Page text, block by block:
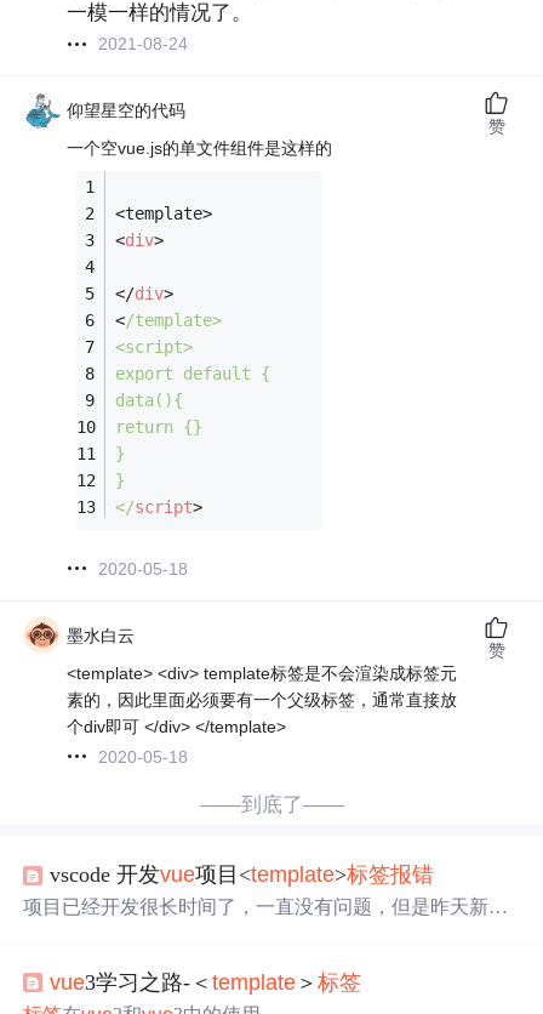
一模一样的情况了。
2021-08-24
仰望星空的代码
一个空vue.js的单文件组件是这样的
<template>
<div>
</div>
</template>
<script>
export
default {
data( ){
return {}
}
}
</script>
2020-05-18
赞
墨水白云
<template> <div> template标签是不会渲染成标签元
素的，因此里面必须要有一个父级标签，通常直接放
个div即可 </div> </template>
2020-05-18
赞
——到底了——
vscode 开发vue项目<template>标签报错
项目已经开发很长时间了，一直没有问题，但是昨天新建
的是先把less插件禁用，但是依然没有生效，后来怕了好长
时间，才处理掉。 1，确认是否安装了vetur插件。 2，找到
vue3学习之路-＜template ＞标签